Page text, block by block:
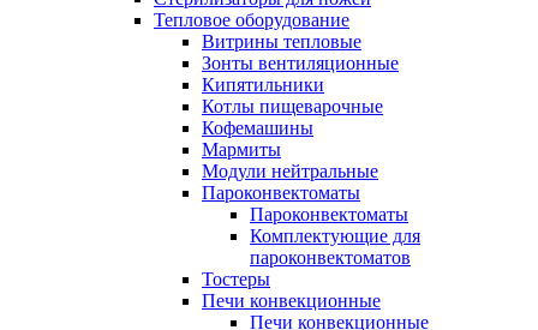
Тепловое оборудование
Витрины тепловые
Зонты вентиляционные
Кипятильники
Котлы пищеварочные
Кофемашины
Мармиты
Модули нейтральные
Пароконвектоматы
Пароконвектоматы
Комплектующие для
пароконвектоматов
Тостеры
Печи конвекционные
Печи конвекционные